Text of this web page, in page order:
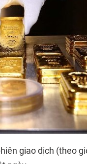
giao dịch (theo